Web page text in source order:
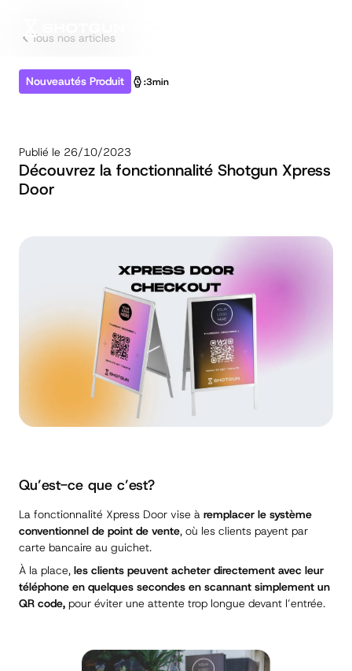
Tous nos articles
Nouveautés Produit :3min
Publié le 26/10/2023
Découvrez la fonctionnalité Shotgun Xpress
Door
Qu’est-ce que c’est?
La fonctionnalité Xpress Door vise à remplacer le système
conventionnel de point de vente, où les clients payent par
carte bancaire au guichet.
À la place, les clients peuvent acheter directement avec leur
téléphone en quelques secondes en scannant simplement un
QR code, pour éviter une attente trop longue devant l’entrée.